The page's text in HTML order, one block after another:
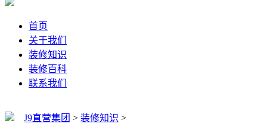
首页
关于我们
装修知识
装修百科
联系我们
J9直营集团 > 装修知识 >